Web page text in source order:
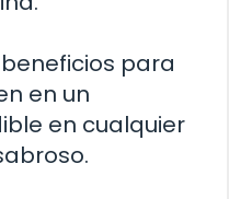
para
en un
en cualquier